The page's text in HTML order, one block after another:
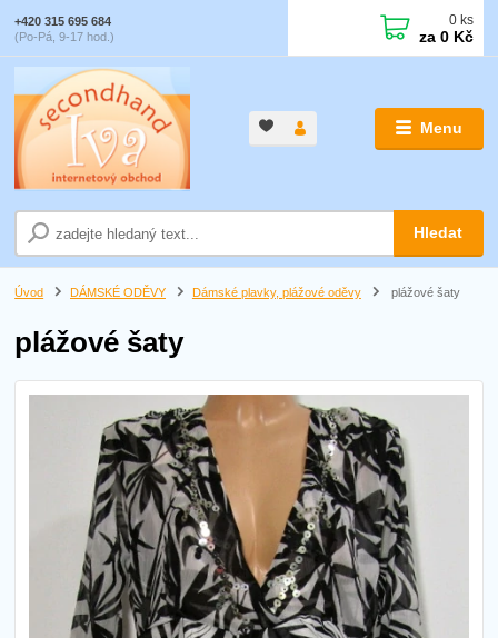
Menu
Hledat
+420 315 695 684
(Po-Pá, 9-17 hod.)
0 ks
za 0 Kč
Úvod DÁMSKÉ ODĚVY Dámské plavky, plážové oděvy plážové šaty
plážové šaty